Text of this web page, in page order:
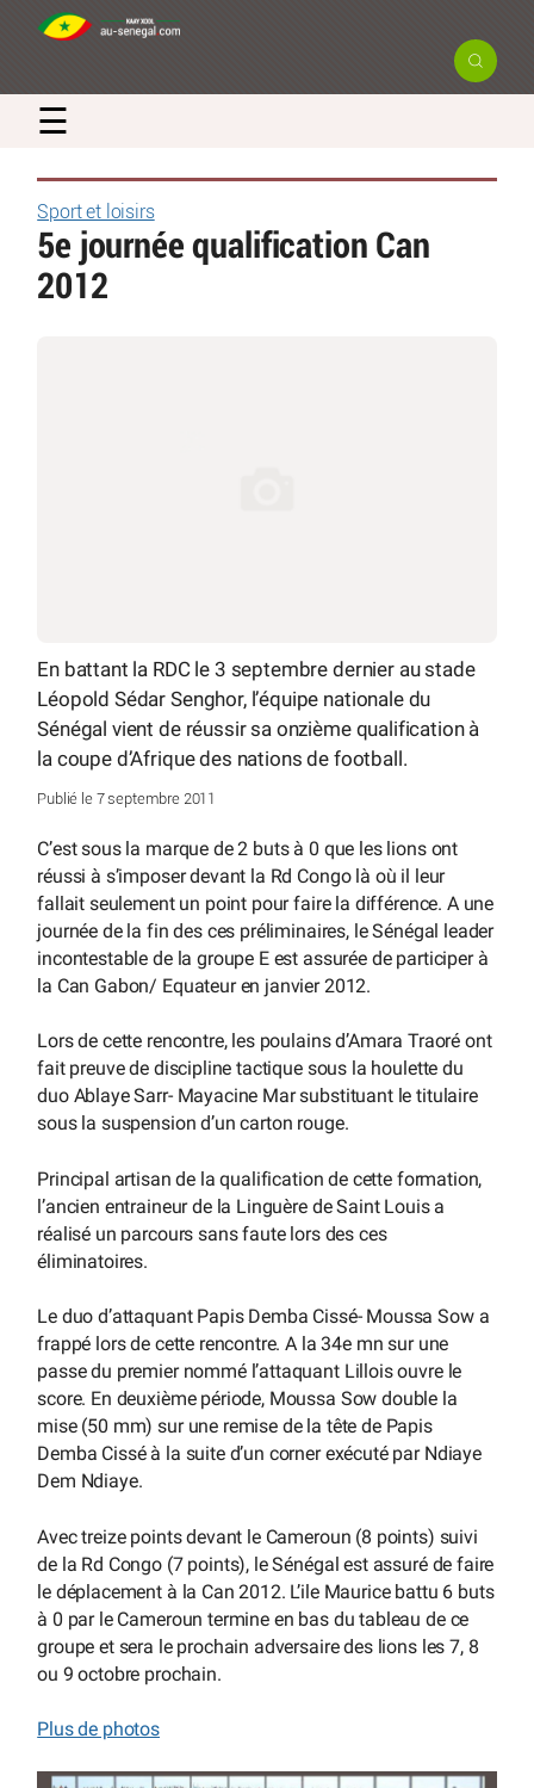
☰
Sport et loisirs
5e journée qualification Can
2012
En battant la RDC le 3 septembre dernier au stade
Léopold Sédar Senghor, l’équipe nationale du
Sénégal vient de réussir sa onzième qualification à
la coupe d’Afrique des nations de football.
Publié le 7 septembre 2011
C’est sous la marque de 2 buts à 0 que les lions ont
réussi à s’imposer devant la Rd Congo là où il leur
fallait seulement un point pour faire la différence. A une
journée de la fin des ces préliminaires, le Sénégal leader
incontestable de la groupe E est assurée de participer à
la Can Gabon/ Equateur en janvier 2012.
Lors de cette rencontre, les poulains d’Amara Traoré ont
fait preuve de discipline tactique sous la houlette du
duo Ablaye Sarr- Mayacine Mar substituant le titulaire
sous la suspension d’un carton rouge.
Principal artisan de la qualification de cette formation,
l’ancien entraineur de la Linguère de Saint Louis a
réalisé un parcours sans faute lors des ces
éliminatoires.
Le duo d’attaquant Papis Demba Cissé- Moussa Sow a
frappé lors de cette rencontre. A la 34e mn sur une
passe du premier nommé l’attaquant Lillois ouvre le
score. En deuxième période, Moussa Sow double la
mise (50 mm) sur une remise de la tête de Papis
Demba Cissé à la suite d’un corner exécuté par Ndiaye
Dem Ndiaye.
Avec treize points devant le Cameroun (8 points) suivi
de la Rd Congo (7 points), le Sénégal est assuré de faire
le déplacement à la Can 2012. L’ile Maurice battu 6 buts
à 0 par le Cameroun termine en bas du tableau de ce
groupe et sera le prochain adversaire des lions les 7, 8
ou 9 octobre prochain.
Plus de photos